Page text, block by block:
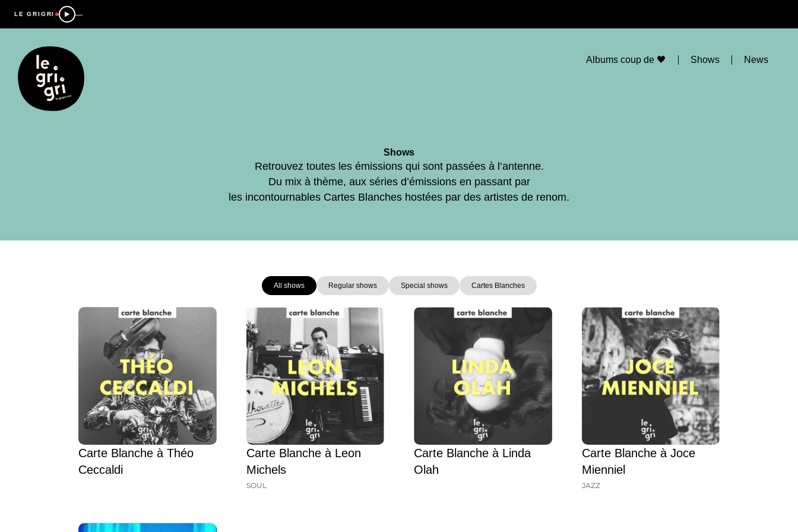
LE GRIGRI —
Albums coup de 🖤 Shows News
Shows
Retrouvez toutes les émissions qui sont passées à l’antenne.
Du mix à thème, aux séries d’émissions en passant par
les incontournables Cartes Blanches hostées par des artistes de renom.
All shows Regular shows Special shows Cartes Blanches
Carte Blanche à Théo
Ceccaldi
Carte Blanche à Leon
Michels
SOUL
Carte Blanche à Linda
Olah
Carte Blanche à Joce
Mienniel
JAZZ
Page PagePage